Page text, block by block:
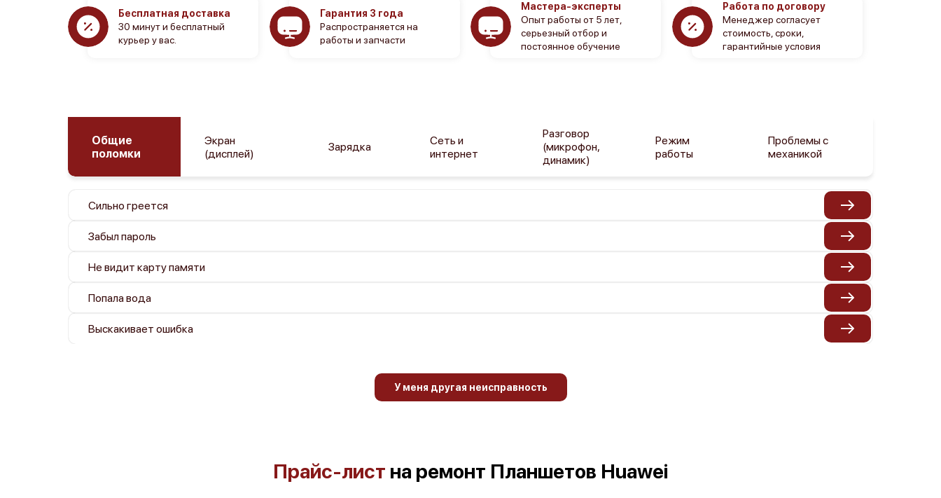
Бесплатная доставка
30 минут и бесплатный
курьер у вас.
Гарантия 3 года
Распространяется на
работы и запчасти
Мастера-эксперты
Опыт работы от 5 лет,
серьезный отбор и
постоянное обучение
Работа по договору
Менеджер согласует
стоимость, сроки,
гарантийные условия
Общие
поломки
Экран
(дисплей)
Зарядка
Сеть и
интернет
Разговор
(микрофон,
динамик)
Режим
работы
Проблемы с
механикой
Сильно греется
Забыл пароль
Не видит карту памяти
Попала вода
Выскакивает ошибка
У меня другая неисправность
Прайс-лист на ремонт Планшетов Huawei